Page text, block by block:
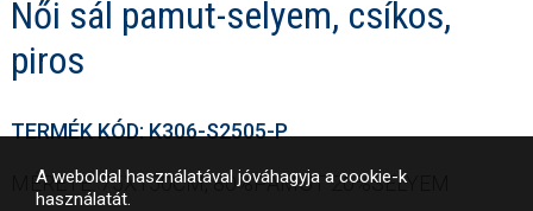
Női sál pamut-selyem, csíkos,
piros
TERMÉK KÓD: K306-S2505-P
MÉRETE: 75X150CM, 80%PAMUT 20%SELYEM
A weboldal használatával jóváhagyja a cookie-k
használatát.